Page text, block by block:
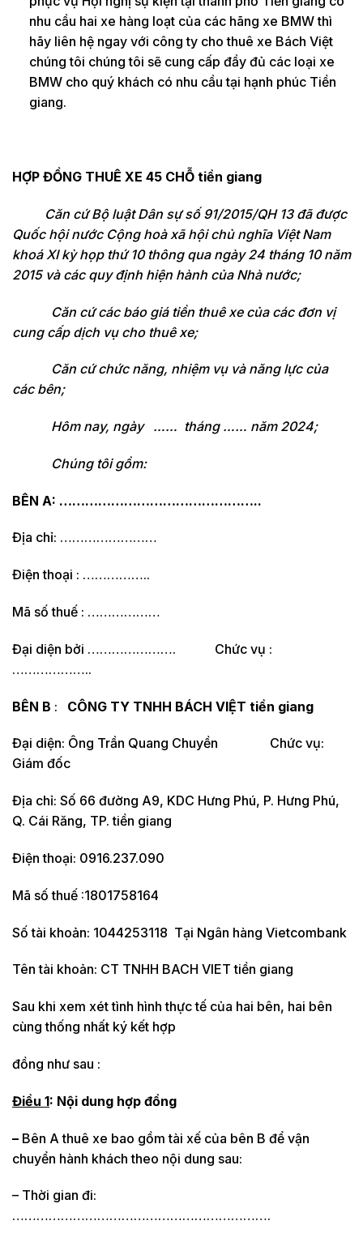
nhu cầu hai xe hàng loạt của các hãng xe BMW thì
hãy liên hệ ngay với công ty cho thuê xe Bách Việt
chúng tôi chúng tôi sẽ cung cấp đầy đủ các loại xe
BMW cho quý khách có nhu cầu tại hạnh phúc Tiền
giang.
HỢP ĐỒNG THUÊ XE 45 CHỖ tiền giang
Căn cứ Bộ luật Dân sự số 91/2015/QH 13 đã được
Quốc hội nước Cộng hoà xã hội chủ nghĩa Việt Nam
khoá XI kỳ họp thứ 10 thông qua ngày 24 tháng 10 năm
2015 và các quy định hiện hành của Nhà nước;
Căn cứ các báo giá tiền thuê xe của các đơn vị
cung cấp dịch vụ cho thuê xe;
Căn cứ chức năng, nhiệm vụ và năng lực của
các bên;
Hôm nay, ngày …… tháng …… năm 2024;
Chúng tôi gồm:
BÊN A: ………………………………………..
Địa chỉ: ……………………
Điện thoại : ……………..
Mã số thuế : ………………
Đại diện bởi …………………. Chức vụ :
………………..
BÊN B : CÔNG TY TNHH BÁCH VIỆT tiền giang
Đại diện: Ông Trần Quang Chuyền Chức vụ:
Giám đốc
Địa chỉ: Số 66 đường A9, KDC Hưng Phú, P. Hưng Phú,
Q. Cái Răng, TP. tiền giang
Điện thoại: 0916.237.090
Mã số thuế :1801758164
Số tài khoản: 1044253118 Tại Ngân hàng Vietcombank
Tên tài khoản: CT TNHH BACH VIET tiền giang
Sau khi xem xét tình hình thực tế của hai bên, hai bên
cùng thống nhất ký kết hợp
đồng như sau :
Điều 1: Nội dung hợp đồng
– Bên A thuê xe bao gồm tài xế của bên B để vận
chuyển hành khách theo nội dung sau:
– Thời gian đi:
……………………………………………………….